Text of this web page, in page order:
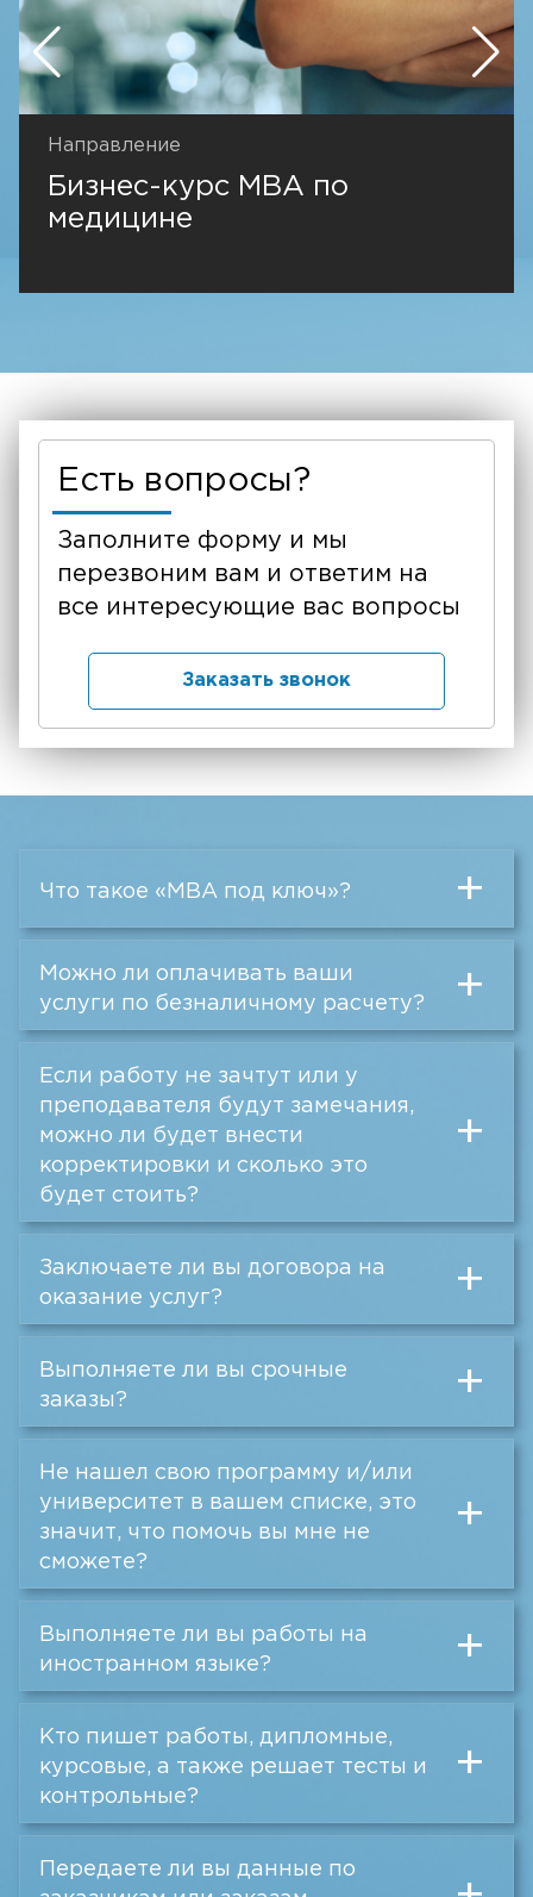
Направление
Бизнес-курс MBA по
медицине
Есть вопросы?
Заполните форму и мы
перезвоним вам и ответим на
все интересующие вас вопросы
Заказать звонок
Что такое «MBA под ключ»? +
Можно ли оплачивать ваши
услуги по безналичному расчету?
+
Если работу не зачтут или у
преподавателя будут замечания,
можно ли будет внести
корректировки и сколько это
будет стоить?
+
Заключаете ли вы договора на
оказание услуг?
+
Выполняете ли вы срочные
заказы?
+
Не нашел свою программу и/или
университет в вашем списке, это
значит, что помочь вы мне не
сможете?
+
Выполняете ли вы работы на
иностранном языке?
+
Кто пишет работы, дипломные,
курсовые, а также решает тесты и
контрольные?
+
Передаете ли вы данные по